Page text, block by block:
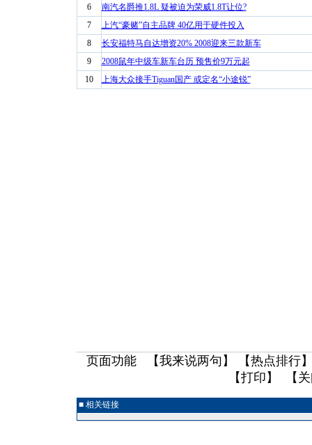
6
南汽名爵推1.8L 疑被迫为荣威1.8T让位?
7
上汽“豪赌”自主品牌 40亿用于硬件投入
8
长安福特马自达增资20% 2008迎来三款新车
9
2008鼠年中级车新车台历 预售价9万元起
10
上海大众接手Tiguan国产 或定名“小途锐”
页面功能 【我来说两句 】 【热点排行
【打印 】 【
■ 相关链接